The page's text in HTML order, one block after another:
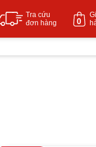
Tra cứu
đơn hàng
0